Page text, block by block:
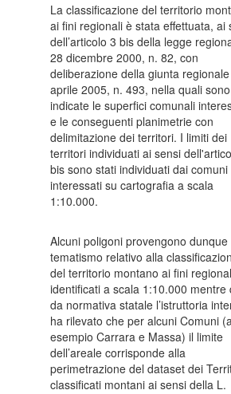
La classificazione del territorio
ai fini regionali è stata effettuata, ai
dell’articolo 3 bis della legge
28 dicembre 2000, n. 82, con
deliberazione della giunta
aprile 2005, n. 493, nella quali sono
indicate le superfici comunali
e le conseguenti planimetrie con
delimitazione dei territori. I limiti dei
territori individuati ai sensi
bis sono stati individuati dai comuni
interessati su cartografia a scala
1:10.000.
Alcuni poligoni provengono dunque
tematismo relativo alla
del territorio montano ai fini
identificati a scala 1:10.000 mentre
da normativa statale l’istruttoria
ha rilevato che per alcuni Comuni
esempio Carrara e Massa) il limite
dell’areale corrisponde alla
perimetrazione del dataset dei
classificati montani ai sensi della L.